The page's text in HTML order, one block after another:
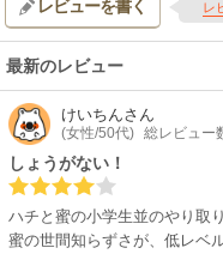
レビューを書く レ
最新のレビュー
けいちんさん
(女性/50代) 総レビュー
しょうがない！
ハチと蜜の小学生並のやり取
蜜の世間知らずさが、低レベ